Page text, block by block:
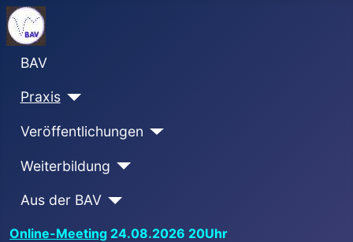
BAV
Praxis
Veröffentlichungen
Weiterbildung
Aus der BAV
Online-Meeting 24.08.2026 20Uhr